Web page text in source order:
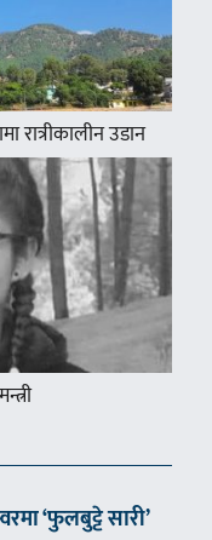
रात्रीकालीन उडान
‘फुलबुट्टे सारी’